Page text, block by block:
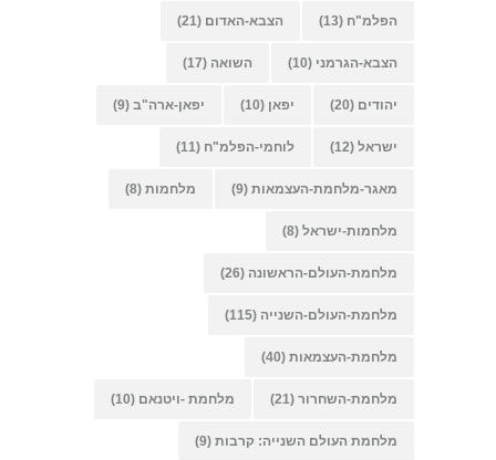
הפלמ"ח (13) הצבא-האדום (21)
הצבא-הגרמני (10) השואה (17)
יהודים (20) יפאן (10) יפאן-ארה"ב (9)
ישראל (12) לוחמי-הפלמ"ח (11)
מאגר-מלחמת-העצמאות (9) מלחמות (8)
מלחמות-ישראל (8)
מלחמת-העולם-הראשונה (26)
מלחמת-העולם-השנייה (115)
מלחמת-העצמאות (40)
מלחמת-השחרור (21) מלחמת -ויטנאם (10)
מלחמת העולם השנייה: קרבות (9)